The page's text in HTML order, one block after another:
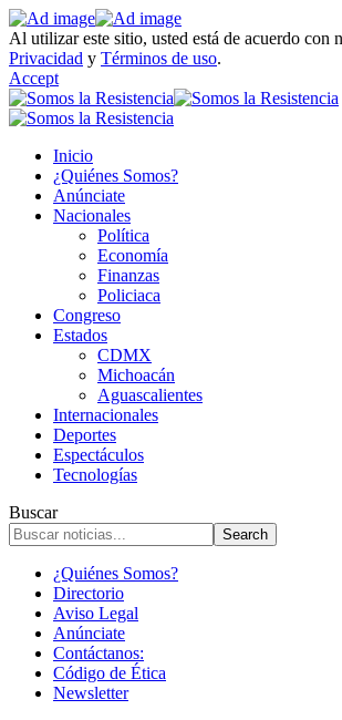
Al utilizar este sitio, usted está de acuerdo con
Privacidad y Términos de uso.
Accept
Inicio
¿Quiénes Somos?
Anúnciate
Nacionales
Política
Economía
Finanzas
Policiaca
Congreso
Estados
CDMX
Michoacán
Aguascalientes
Internacionales
Deportes
Espectáculos
Tecnologías
Buscar
¿Quiénes Somos?
Directorio
Aviso Legal
Anúnciate
Contáctanos:
Código de Ética
Newsletter